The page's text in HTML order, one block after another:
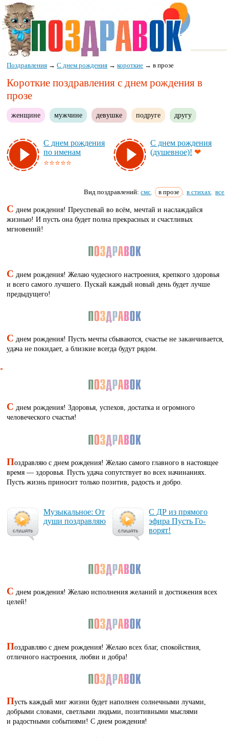
Поздравления →С днем рождения →короткие →в прозе
Короткие поздравления с днем рождения в
прозе
женщине мужчине девушке подруге другу
С днем рож­де­ния
по име­нам
⭐⭐⭐⭐⭐
С днем рож­де­ния
(ду­шев­ное)! ❤
Вид поздравлений:смс в прозе , в стихах все
С днем рождения! Преуспевай во всём, мечтай и наслаждайся
жизнью! И пусть она будет полна прекрасных и счастливых
мгновений!
С днем рождения! Желаю чудесного настроения, крепкого здоровья
и всего самого лучшего. Пускай каждый новый день будет лучше
предыдущего!
С днем рождения! Пусть мечты сбываются, счастье не заканчивается,
удача не покидает, а близкие всегда будут рядом.
С днем рождения! Здоровья, успехов, достатка и огромного
человеческого счастья!
Поздравляю с днем рождения! Желаю самого главного в настоящее
время — здоровья. Пусть удача сопутствует во всех начинаниях.
Пусть жизнь приносит только позитив, радость и добро.
Му­зы­каль­ное: От
ду­ши поз­драв­ляю
С ДР из пря­мо­го
эфи­ра Пусть Го­
во­рят!
С днем рождения! Желаю исполнения желаний и достижения всех
целей!
Поздравляю с днем рождения! Желаю всех благ, спокойствия,
отличного настроения, любви и добра!
Пусть каждый миг жизни будет наполнен солнечными лучами,
добрыми словами, светлыми людьми, позитивными мыслями
и радостными событиями! С днем рождения!